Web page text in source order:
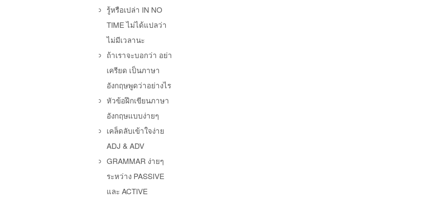
รู้หรือเปล่า IN NO
TIME ไม่ได้แปลว่า
ไม่มีเวลานะ
ถ้าเราจะบอกว่า อย่า
เครียด เป็นภาษา
อังกฤษพูดว่าอย่างไร
หัวข้อฝึกเขียนภาษา
อังกฤษแบบง่ายๆ
เคล็ดลับเข้าใจง่าย
ADJ & ADV
GRAMMAR ง่ายๆ
ระหว่าง PASSIVE
และ ACTIVE